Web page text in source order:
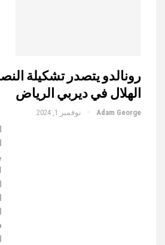
رونالدو يتصدر تشكيلة
الهلال في ديربي الرياض
Adam George نوفمبر 1, 2024